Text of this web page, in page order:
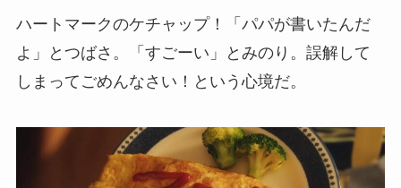
ハートマークのケチャップ！「パパが書いたんだ
よ」とつばさ。「すごーい」とみのり。誤解して
しまってごめんなさい！という心境だ。